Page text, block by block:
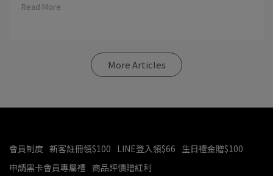
Read More
More Articles
會員制度 新客註冊領$100 LINE登入領$66 生日禮金贈$100
申請黑卡會員專屬禮 商品評價贈紅利